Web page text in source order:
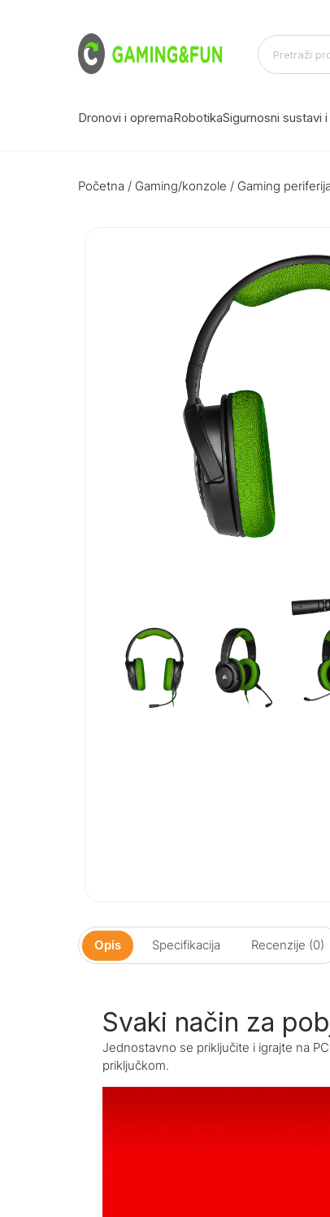
Dronovi i opremaRobotikaSigurnosni sustavi
Početna / Gaming/konzole / Gaming periferija
Opis Specifikacija Recenzije (0)
Svaki način za
Jednostavno se priključite i igrajte na
priključkom.